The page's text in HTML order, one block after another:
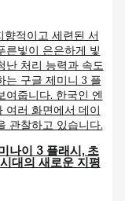
나이 3 플래시, 초
대의 새로운 지평